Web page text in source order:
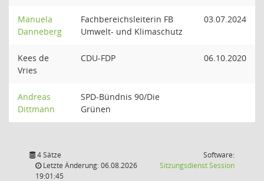
Manuela
Danneberg
Fachbereichsleiterin FB
Umwelt- und Klimaschutz
03.07.2024
Kees de
Vries
CDU-FDP 06.10.2020
Andreas
Dittmann
SPD-Bündnis 90/Die
Grünen
4 Sätze
Letzte Änderung: 06.08.2026
19:01:45
Software:
SitzungsdienstSession(Wird in